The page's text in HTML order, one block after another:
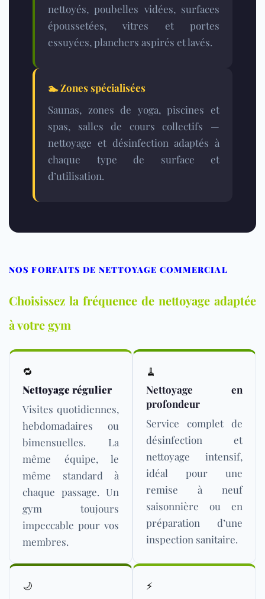
nettoyés, poubelles vidées, surfaces
époussetées, vitres et portes
essuyées, planchers aspirés et lavés.
🏊Zones spécialisées
Saunas, zones de yoga, piscines et
spas, salles de cours collectifs —
nettoyage et désinfection adaptés à
chaque type de surface et
d’utilisation.
NOS FORFAITS DE NETTOYAGE COMMERCIAL
Choisissez la fréquence de nettoyage adaptée
à votre gym
🔁
Nettoyage régulier
Visites quotidiennes,
hebdomadaires ou
bimensuelles. La
même équipe, le
même standard à
chaque passage. Un
gym toujours
impeccable pour vos
membres.
🧹
Nettoyage en
profondeur
Service complet de
désinfection et
nettoyage intensif,
idéal pour une
remise à neuf
saisonnière ou en
préparation d’une
inspection sanitaire.
🌙
⚡